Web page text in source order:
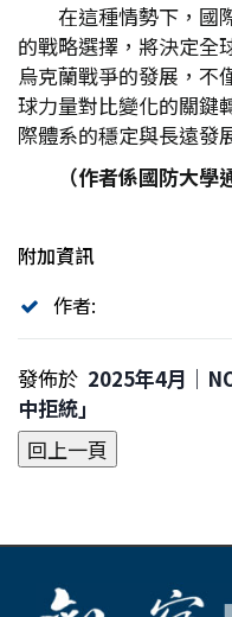
在這種情勢下，國
的戰略選擇，將決定全
烏克蘭戰爭的發展，不
球力量對比變化的關鍵
際體系的穩定與長遠發
（作者係國防大學
附加資訊
作者:
發佈於 2025年4月｜
中拒統」